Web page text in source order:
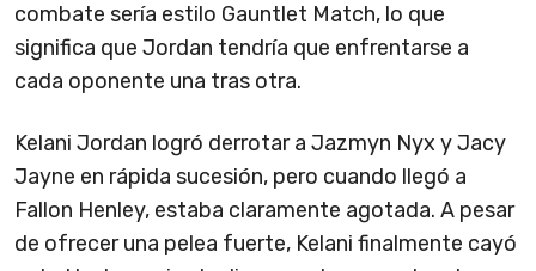
combate sería estilo Gauntlet Match, lo que
significa que Jordan tendría que enfrentarse a
cada oponente una tras otra.
Kelani Jordan logró derrotar a Jazmyn Nyx y Jacy
Jayne en rápida sucesión, pero cuando llegó a
Fallon Henley, estaba claramente agotada. A pesar
de ofrecer una pelea fuerte, Kelani finalmente cayó